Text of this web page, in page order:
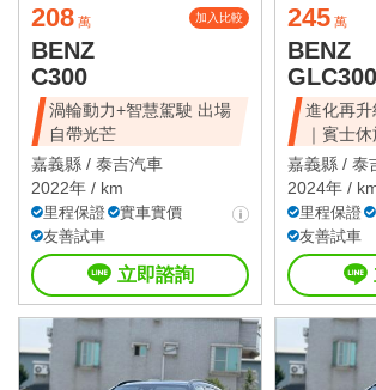
208 萬 加入比較
BENZ
C300
渦輪動力+智慧駕駛 出場
自帶光芒
嘉義縣 / 泰吉汽車
2022年 / km
里程保證
實車實價
友善試車
立即諮詢
245 萬
BENZ
GLC300
進化再
｜賓士
嘉義縣 / 泰
2024年 /
里程保證
友善試車